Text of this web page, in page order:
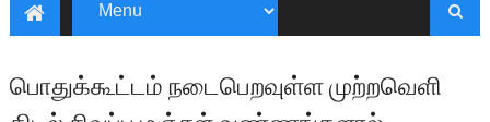
பொதுக்கூட்டம் நடைபெறவுள்ள முற்றவெளி